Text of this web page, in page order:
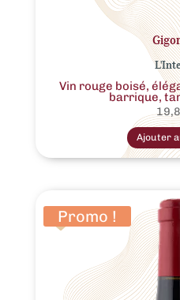
Vin rouge boisé,
barrique,
Ajouter
Promo !